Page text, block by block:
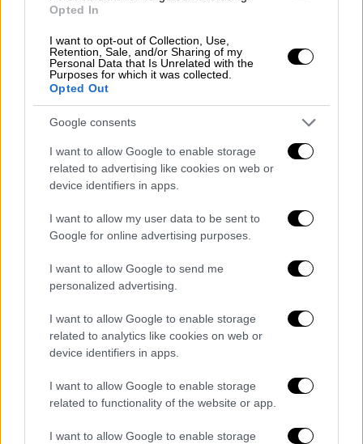
Opted In
I want to opt-out of Collection, Use,
Retention, Sale, and/or Sharing of my
Personal Data that Is Unrelated with the
Purposes for which it was collected.
Opted Out
Google consents
I want to allow Google to enable storage
related to advertising like cookies on web or
device identifiers in apps.
I want to allow my user data to be sent to
Google for online advertising purposes.
I want to allow Google to send me
personalized advertising.
I want to allow Google to enable storage
related to analytics like cookies on web or
device identifiers in apps.
I want to allow Google to enable storage
related to functionality of the website or app.
I want to allow Google to enable storage
«Περιμένω ανά πάσα στιγμή να
σκοτωθώ» - Νεκρή δημοσιογράφος
στον Λίβανο, σε ισραηλινούς
βομβαρδισμούς
Κόσμος|24.04.2026 06:56
Πόλεμος στη Μέση Ανατολή:
Παράταση της κατάπαυσης πυρός
ανάμεσα σε Ισραήλ και Λίβανο για
τρεις βδομάδες
Σημειώνεται πως χθες (24/4),
φονικότερη
ημέρατης κατάπαυσης του πυρός.
Τα σχολιά σας δημοσιεύονται άμεσα με δική σας ευθύνη. Το
ΕΘΝΟΣ θα παρεμβαίνει και τα προσβλητικά σχόλια θα